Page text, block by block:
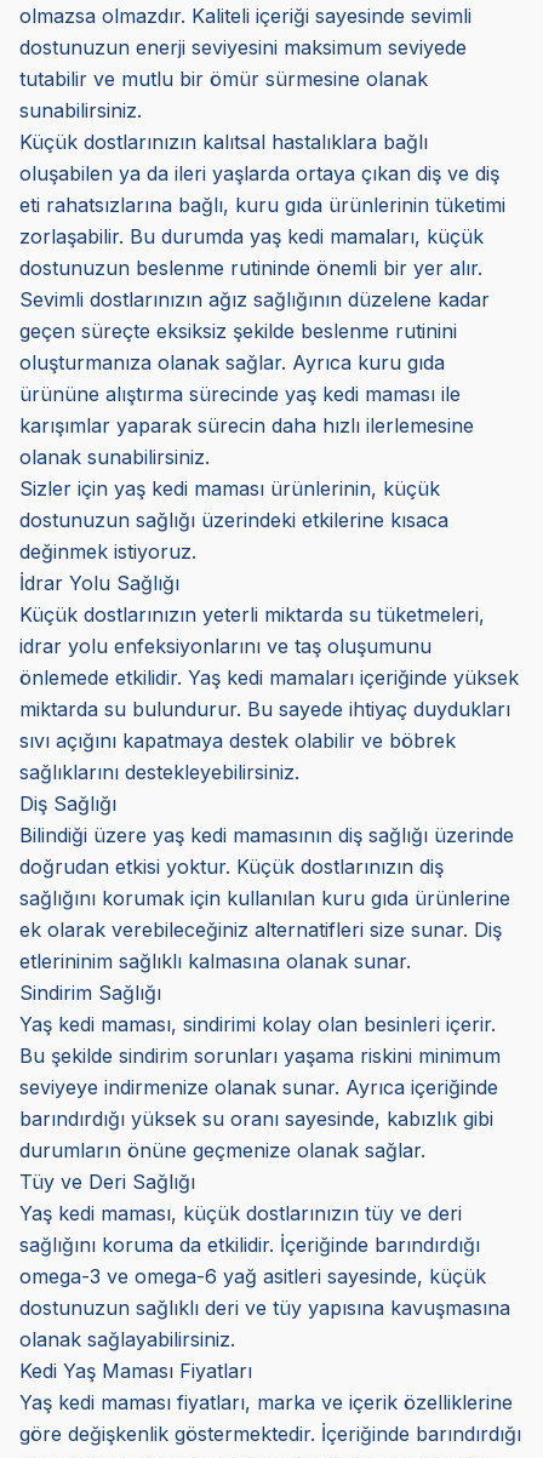
olmazsa olmazdır. Kaliteli içeriği sayesinde sevimli
dostunuzun enerji seviyesini maksimum seviyede
tutabilir ve mutlu bir ömür sürmesine olanak
sunabilirsiniz.
Küçük dostlarınızın kalıtsal hastalıklara bağlı
oluşabilen ya da ileri yaşlarda ortaya çıkan diş ve diş
eti rahatsızlarına bağlı, kuru gıda ürünlerinin tüketimi
zorlaşabilir. Bu durumda yaş kedi mamaları, küçük
dostunuzun beslenme rutininde önemli bir yer alır.
Sevimli dostlarınızın ağız sağlığının düzelene kadar
geçen süreçte eksiksiz şekilde beslenme rutinini
oluşturmanıza olanak sağlar. Ayrıca kuru gıda
ürününe alıştırma sürecinde yaş kedi maması ile
karışımlar yaparak sürecin daha hızlı ilerlemesine
olanak sunabilirsiniz.
Sizler için yaş kedi maması ürünlerinin, küçük
dostunuzun sağlığı üzerindeki etkilerine kısaca
değinmek istiyoruz.
İdrar Yolu Sağlığı
Küçük dostlarınızın yeterli miktarda su tüketmeleri,
idrar yolu enfeksiyonlarını ve taş oluşumunu
önlemede etkilidir. Yaş kedi mamaları içeriğinde yüksek
miktarda su bulundurur. Bu sayede ihtiyaç duydukları
sıvı açığını kapatmaya destek olabilir ve böbrek
sağlıklarını destekleyebilirsiniz.
Diş Sağlığı
Bilindiği üzere yaş kedi mamasının diş sağlığı üzerinde
doğrudan etkisi yoktur. Küçük dostlarınızın diş
sağlığını korumak için kullanılan kuru gıda ürünlerine
ek olarak verebileceğiniz alternatifleri size sunar. Diş
etlerininim sağlıklı kalmasına olanak sunar.
Sindirim Sağlığı
Yaş kedi maması, sindirimi kolay olan besinleri içerir.
Bu şekilde sindirim sorunları yaşama riskini minimum
seviyeye indirmenize olanak sunar. Ayrıca içeriğinde
barındırdığı yüksek su oranı sayesinde, kabızlık gibi
durumların önüne geçmenize olanak sağlar.
Tüy ve Deri Sağlığı
Yaş kedi maması, küçük dostlarınızın tüy ve deri
sağlığını koruma da etkilidir. İçeriğinde barındırdığı
omega-3 ve omega-6 yağ asitleri sayesinde, küçük
dostunuzun sağlıklı deri ve tüy yapısına kavuşmasına
olanak sağlayabilirsiniz.
Kedi Yaş Maması Fiyatları
Yaş kedi maması fiyatları, marka ve içerik özelliklerine
göre değişkenlik göstermektedir. İçeriğinde barındırdığı